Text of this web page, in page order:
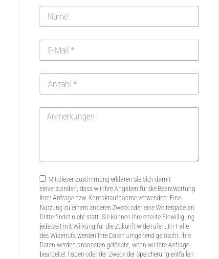
Mit dieser Zustimmung erklären Sie sich damit
einverstanden, dass wir Ihre Angaben für die Beantwortung
Ihrer Anfrage bzw. Kontaktaufnahme verwenden. Eine
Nutzung zu einem anderen Zweck oder eine Weitergabe an
Dritte findet nicht statt. Sie können Ihre erteilte Einwilligung
jederzeit mit Wirkung für die Zukunft widerrufen. Im Falle
des Widerrufs werden Ihre Daten umgehend gelöscht. Ihre
Daten werden ansonsten gelöscht, wenn wir Ihre Anfrage
bearbeitet haben oder der Zweck der Speicherung entfallen